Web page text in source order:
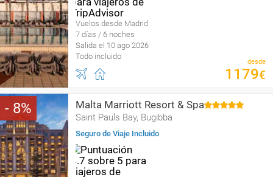
Vuelos desde Madrid
7 días / 6 noches
Salida el 10 ago 2026
Todo incluido
desde
1179€
8 Malta Marriott Resort & Spa
Saint Pauls Bay, Bugibba
Seguro de Viaje Incluido